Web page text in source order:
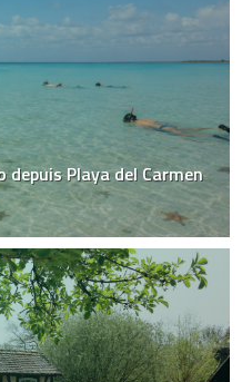
depuis Playa del Carmen